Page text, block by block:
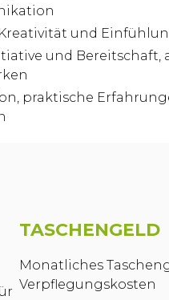
und
und Bereitschaft,
praktische
TASCHENGELD
Monatliches
Verpflegungskosten